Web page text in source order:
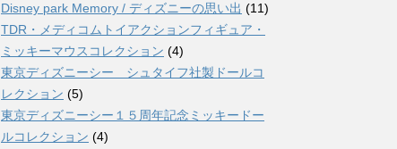
Disney park Memory / ディズニーの思い出 (11)
TDR・メディコムトイアクションフィギュア・
ミッキーマウスコレクション (4)
東京ディズニーシー シュタイフ社製ドールコ
レクション (5)
東京ディズニーシー１５周年記念ミッキードー
ルコレクション (4)